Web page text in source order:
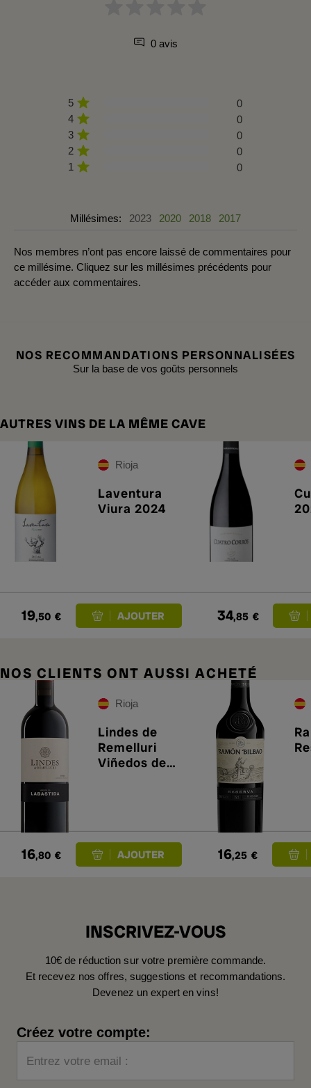
0 avis
5
0
4
0
3
0
2
0
1
0
Millésimes: 2023 2020 2018 2017
Nos membres n’ont pas encore laissé de commentaires pour
ce millésime. Cliquez sur les millésimes précédents pour
accéder aux commentaires.
NOS RECOMMANDATIONS PERSONNALISÉES
Sur la base de vos goûts personnels
AUTRES VINS DE LA MÊME CAVE
Rioja
Laventura
Viura 2024
19,50 € 34,85 €
NOS CLIENTS ONT AUSSI ACHETÉ
Rioja
Lindes de
Remelluri
Viñedos de
16,80 € 16,25 €
INSCRIVEZ-VOUS
10€ de réduction sur votre première commande.
Et recevez nos offres, suggestions et recommandations.
Devenez un expert en vins!
Créez votre compte:
Entrez votre email :